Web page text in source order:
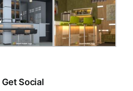
Get Social